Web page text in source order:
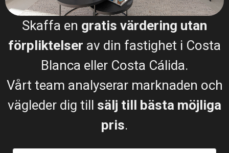
Bungalow in Torrevieja (Alica...
€ 422.000
3 BD 2 BA 138
Skaffa en gratis värdering utan
förpliktelser av din fastighet i Costa
Blanca eller Costa Cálida.
Vårt team analyserar marknaden och
vägleder dig till sälj till bästa möjliga
pris.